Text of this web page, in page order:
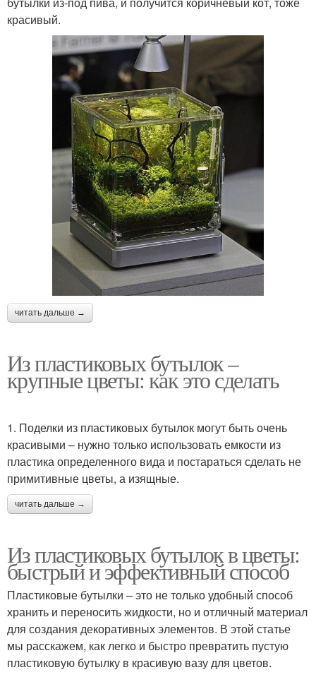
красивый.
читать дальше →
Из пластиковых бутылок –
крупные цветы: как это сделать
1. Поделки из пластиковых бутылок могут быть очень
красивыми – нужно только использовать емкости из
пластика определенного вида и постараться сделать не
примитивные цветы, а изящные.
читать дальше →
Из пластиковых бутылок в цветы:
быстрый и эффективный способ
Пластиковые бутылки – это не только удобный способ
хранить и переносить жидкости, но и отличный материал
для создания декоративных элементов. В этой статье
мы расскажем, как легко и быстро превратить пустую
пластиковую бутылку в красивую вазу для цветов.